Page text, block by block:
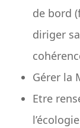
de bord
diriger
Gérer la
Etre